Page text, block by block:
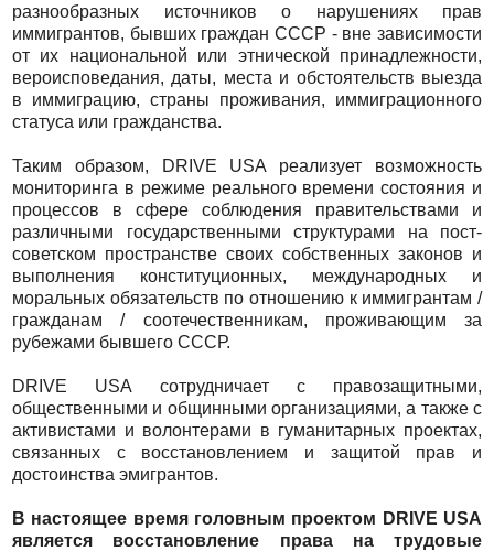
разнообразных источников о нарушениях прав
иммигрантов, бывших граждан СССР - вне зависимости
от их национальной или этнической принадлежности,
вероисповедания, даты, места и обстоятельств выезда
в иммиграцию, страны проживания, иммиграционного
статуса или гражданства.
Таким образом, DRIVE USA реализует возможность
мониторинга в режиме реального времени состояния и
процессов в сфере соблюдения правительствами и
различными государственными структурами на пост-
советском пространстве своих собственных законов и
выполнения конституционных, международных и
моральных обязательств по отношению к иммигрантам /
гражданам / соотечественникам, проживающим за
рубежами бывшего СССР.
DRIVE USA сотрудничает с правозащитными,
общественными и общинными организациями, а также с
активистами и волонтерами в гуманитарных проектах,
связанных с восстановлением и защитой прав и
достоинства эмигрантов.
В настоящее время головным проектом DRIVE USA
является восстановление права на трудовые